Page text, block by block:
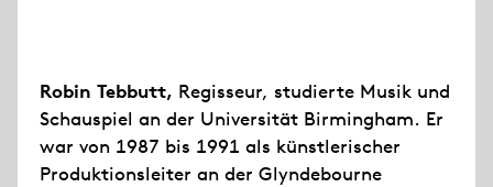
Robin Tebbutt, Regisseur, studierte Musik und
Schauspiel an der Universität Birmingham. Er
war von 1987 bis 1991 als künstlerischer
Produktionsleiter an der Glyndebourne